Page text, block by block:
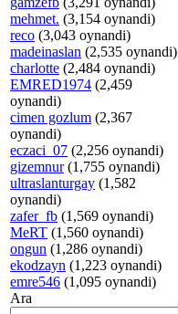
mehmet. (3,154 oynandi)
reco (3,043 oynandi)
madeinaslan (2,535 oynandi)
charlotte (2,484 oynandi)
EMRED1974 (2,459
oynandi)
cimen gozlum (2,367
oynandi)
eczaci_07 (2,256 oynandi)
gizemnur(1,755 oynandi)
ultraslanturgay (1,582
oynandi)
zafer_fb (1,569 oynandi)
MeRT (1,560 oynandi)
ongun (1,286 oynandi)
ekodzayn (1,223 oynandi)
emre546 (1,095 oynandi)
Ara